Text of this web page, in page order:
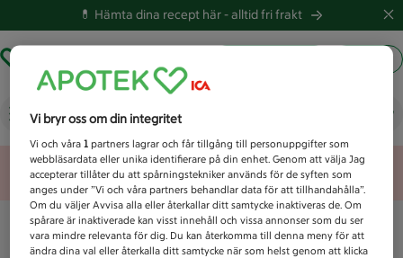
💊 Hämta dina recept här -alltid fri frakt
Vad letar du efter idag?
Unknown error
Vi bryr oss om din integritet
Vi och våra1 partners lagrar och får tillgång till personuppgifter som
webbläsardata eller unika identifierare på din enhet. Genom att välja Jag
accepterar tillåter du att spårningstekniker används för de syften som
anges under ”Vi och våra partners behandlar data för att tillhandahålla”.
Om du väljer Avvisa alla eller återkallar ditt samtycke inaktiveras de. Om
spårare är inaktiverade kan visst innehåll och vissa annonser som du ser
vara mindre relevanta för dig. Du kan återkomma till denna meny för att
ändra dina val eller återkalla ditt samtycke när som helst genom att klicka